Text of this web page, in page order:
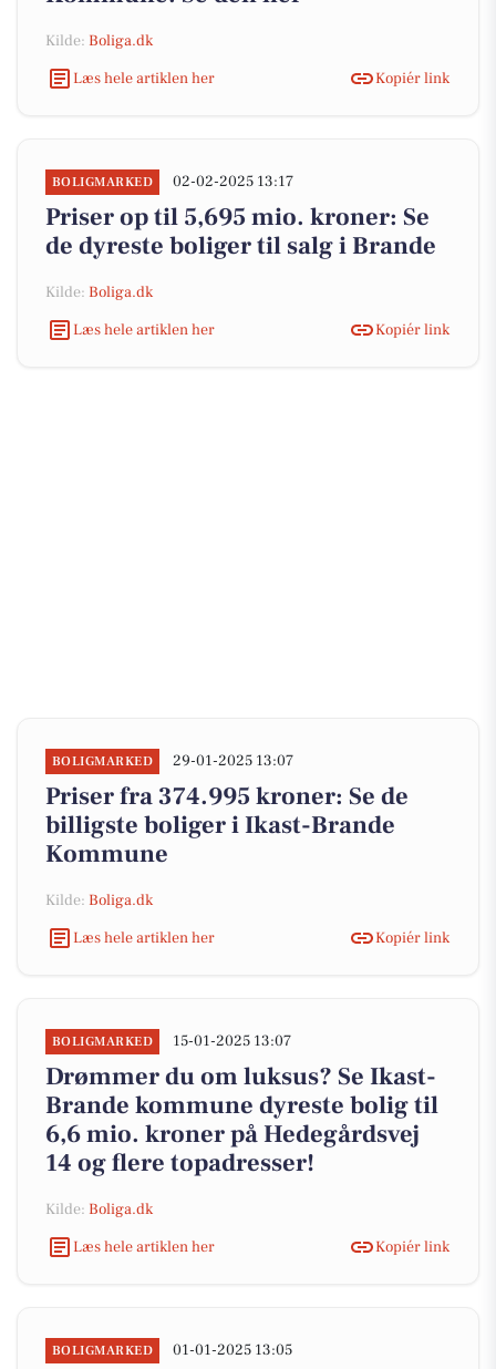
Kilde: Boliga.dk
Læs hele artiklen her
Kopiér link
BOLIGMARKED 02-02-2025 13:17
Priser op til 5,695 mio. kroner: Se
de dyreste boliger til salg i Brande
Kilde: Boliga.dk
Læs hele artiklen her
Kopiér link
BOLIGMARKED 29-01-2025 13:07
Priser fra 374.995 kroner: Se de
billigste boliger i Ikast-Brande
Kommune
Kilde: Boliga.dk
Læs hele artiklen her
Kopiér link
BOLIGMARKED 15-01-2025 13:07
Drømmer du om luksus? Se Ikast-
Brande kommune dyreste bolig til
6,6 mio. kroner på Hedegårdsvej
14 og flere topadresser!
Kilde: Boliga.dk
Læs hele artiklen her
Kopiér link
BOLIGMARKED 01-01-2025 13:05